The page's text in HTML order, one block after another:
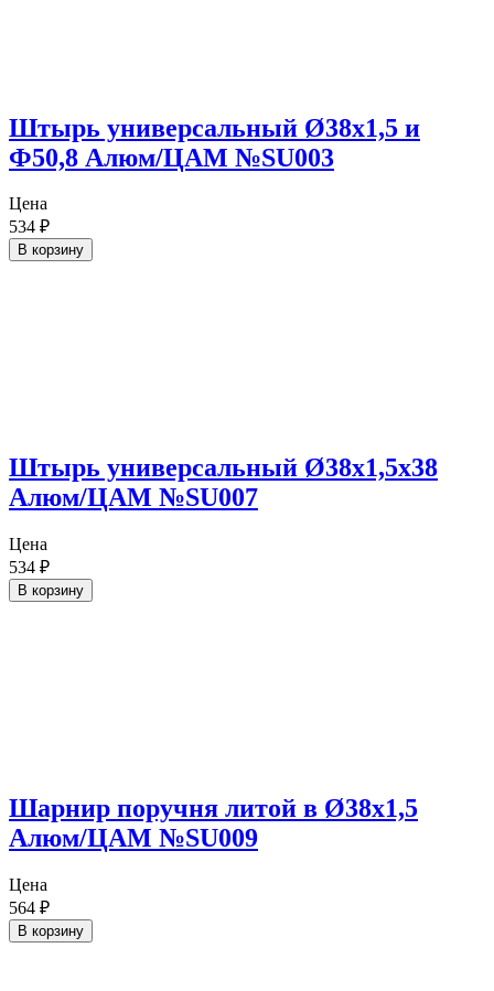
Штырь универсальный Ø38х1,5 и
Ф50,8 Алюм/ЦАМ №SU003
Цена
534 ₽
В корзину
Штырь универсальный Ø38х1,5х38
Алюм/ЦАМ №SU007
Цена
534 ₽
В корзину
Шарнир поручня литой в Ø38х1,5
Алюм/ЦАМ №SU009
Цена
564 ₽
В корзину